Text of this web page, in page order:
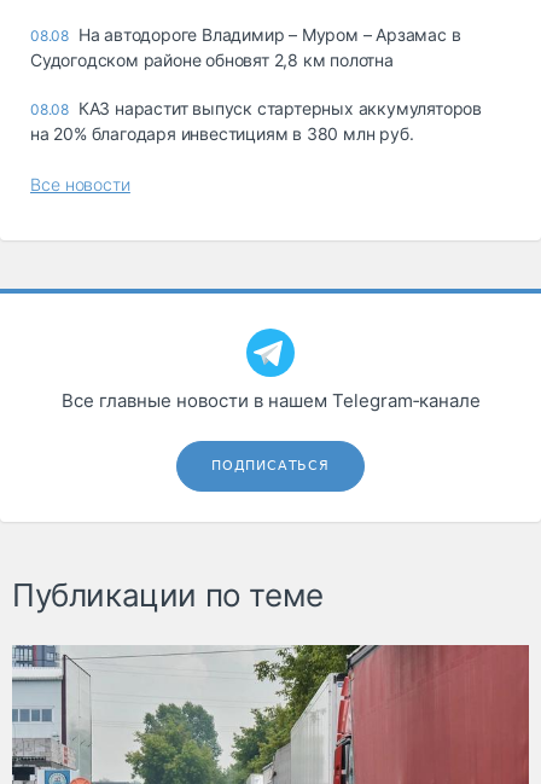
08.08 На автодороге Владимир – Муром – Арзамас в
Судогодском районе обновят 2,8 км полотна
08.08 КАЗ нарастит выпуск стартерных аккумуляторов
на 20% благодаря инвестициям в 380 млн руб.
Все новости
Все главные новости в нашем Telegram‑канале
ПОДПИСАТЬСЯ
Публикации по теме